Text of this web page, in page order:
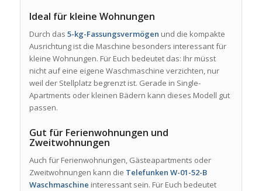
Ideal für kleine Wohnungen
Durch das 5-kg-Fassungsvermögen und die kompakte
Ausrichtung ist die Maschine besonders interessant für
kleine Wohnungen. Für Euch bedeutet das: Ihr müsst
nicht auf eine eigene Waschmaschine verzichten, nur
weil der Stellplatz begrenzt ist. Gerade in Single-
Apartments oder kleinen Bädern kann dieses Modell gut
passen.
Gut für Ferienwohnungen und
Zweitwohnungen
Auch für Ferienwohnungen, Gästeapartments oder
Zweitwohnungen kann die Telefunken W-01-52-B
Waschmaschine interessant sein. Für Euch bedeutet